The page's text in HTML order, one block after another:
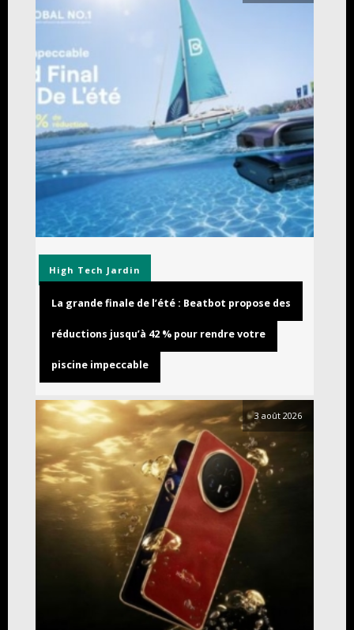
High Tech Jardin
La grande finale de l’été : Beatbot propose des
réductions jusqu’à 42 % pour rendre votre
piscine impeccable
3 août 2026